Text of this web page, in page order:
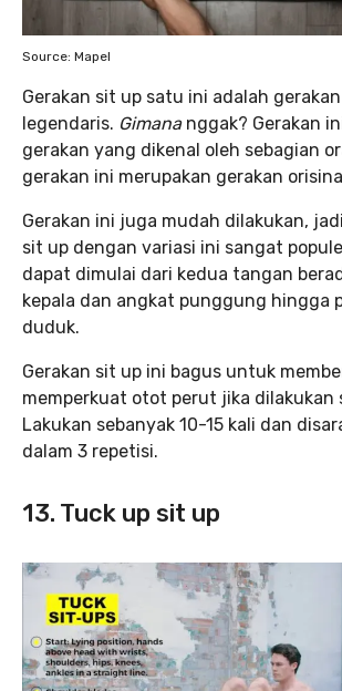
Source: Mapel
Gerakan sit up satu ini adalah
legendaris. Gimananggak? Gerakan
gerakan yang dikenal oleh sebagian
gerakan ini merupakan gerakan
Gerakan ini juga mudah dilakukan,
sit up dengan variasi ini sangat
dapat dimulai dari kedua tangan
kepala dan angkat punggung hingga
duduk.
Gerakan sit up ini bagus untuk
memperkuat otot perut jika dilakukan
Lakukan sebanyak 10-15 kali dan
dalam 3 repetisi.
13. Tuck up sit up